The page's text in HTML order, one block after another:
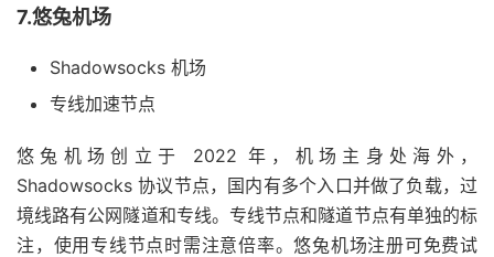
7.悠兔机场
Shadowsocks 机场
专线加速节点
悠兔机场创立于 2022 年，机场主身处海外，
Shadowsocks 协议节点，国内有多个入口并做了负载，过
境线路有公网隧道和专线。专线节点和隧道节点有单独的标
注，使用专线节点时需注意倍率。悠兔机场注册可免费试